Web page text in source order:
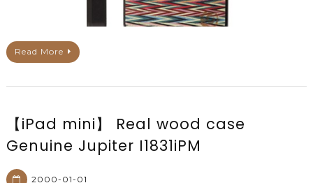
Read More
【iPad mini】 Real wood case
Genuine Jupiter I1831iPM
2000-01-01